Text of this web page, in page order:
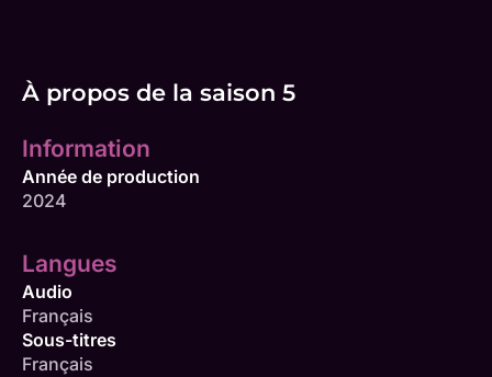
À propos de la saison 5
Information
Année de production
2024
Langues
Audio
Français
Sous-titres
Français